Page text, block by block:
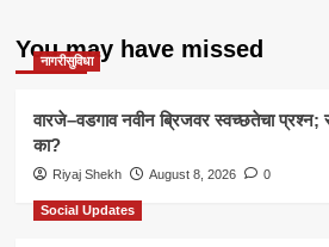
You may have missed
नागरीसुविधा
वारजे–वडगाव नवीन ब्रिजवर स्वच्छतेचा प्रश्न;
का?
Riyaj Shekh August 8, 2026 0
Social Updates